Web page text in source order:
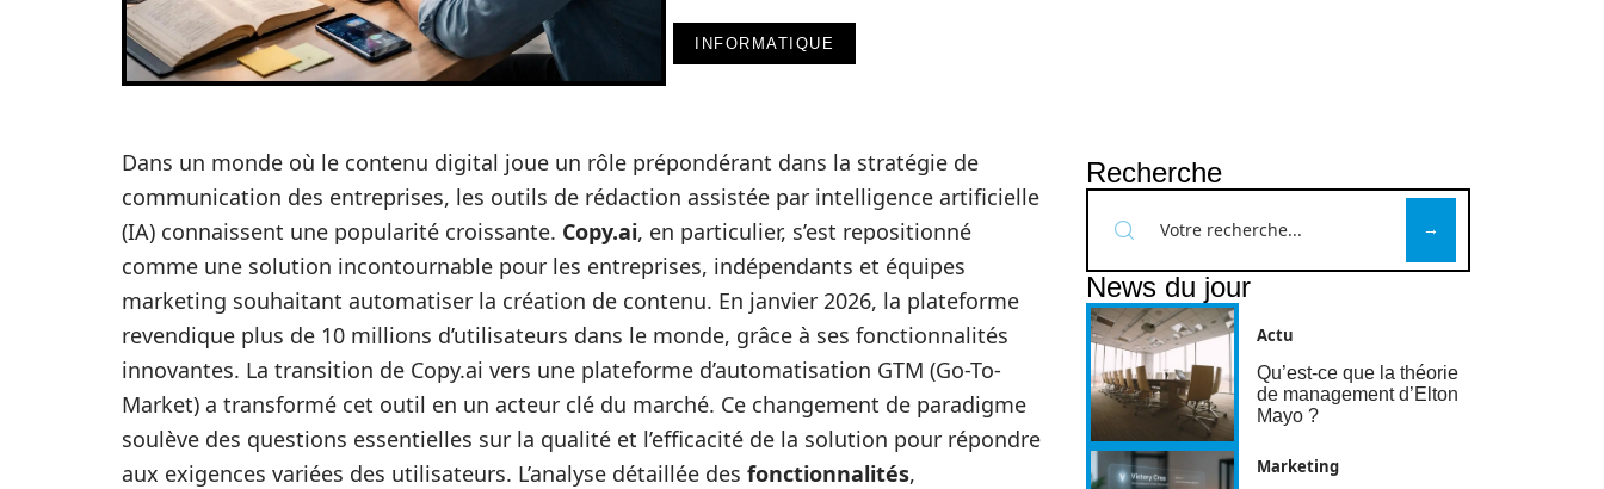
INFORMATIQUE
Dans un monde où le contenu digital joue un rôle prépondérant dans la stratégie de
communication des entreprises, les outils de rédaction assistée par intelligence artificielle
(IA) connaissent une popularité croissante. Copy.ai, en particulier, s’est repositionné
comme une solution incontournable pour les entreprises, indépendants et équipes
marketing souhaitant automatiser la création de contenu. En janvier 2026, la plateforme
revendique plus de 10 millions d’utilisateurs dans le monde, grâce à ses fonctionnalités
innovantes. La transition de Copy.ai vers une plateforme d’automatisation GTM (Go-To-
Market) a transformé cet outil en un acteur clé du marché. Ce changement de paradigme
soulève des questions essentielles sur la qualité et l’efficacité de la solution pour répondre
aux exigences variées des utilisateurs. L’analyse détaillée des fonctionnalités,
Recherche
News du jour
Actu
Qu’est-ce que la théorie
de management d’Elton
Mayo ?
Marketing